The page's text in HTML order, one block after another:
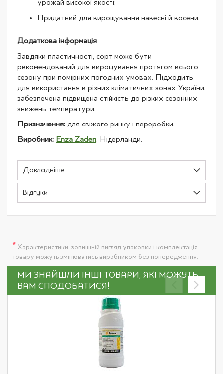
урожай високої якості;
Придатний для вирощування навесні й восени.
Додаткова інформація
Завдяки пластичності, сорт може бути
рекомендований для вирощування протягом всього
сезону при помірних погодних умовах. Підходить
для використання в різних кліматичних зонах України,
забезпечена підвищена стійкість до різких сезонних
знижень температури.
Призначення: для свіжого ринку і переробки.
Виробник: Enza Zaden, Нідерланди.
Докладніше
Відгуки
* Характеристики, зовнішній вигляд упаковки і комплектація
товару можуть змінюватись виробником без попередження.
МИ ЗНАЙШЛИ ІНШІ ТОВАРИ, ЯКІ МОЖУТЬ
ВАМ СПОДОБАТИСЯ!